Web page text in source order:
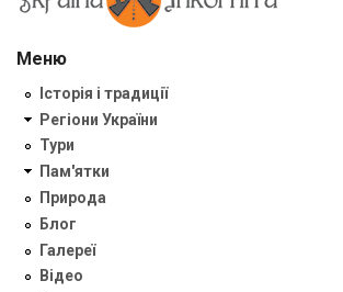
Меню
Історія і традиції
Регіони України
Тури
Пам'ятки
Природа
Блог
Галереї
Відео